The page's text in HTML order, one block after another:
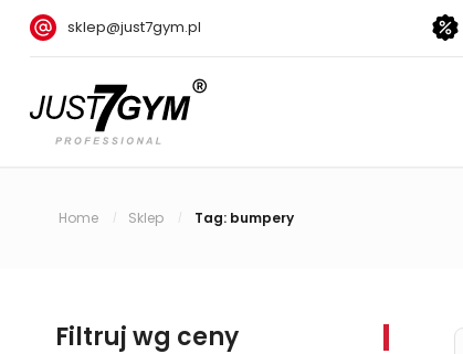
sklep@just7gym.pl
Home / Sklep / Tag: bumpery
Filtruj wg ceny